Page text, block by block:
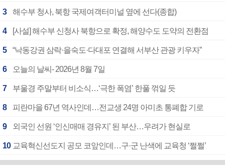
3 해수부 청사, 북항 국제여객터미널 옆에 선다(종합)
4 [사설] 해수부 신청사 북항으로 확정, 해양수도 도약의 전환점
5 “낙동강권 삼락·을숙도·다대포 연결해 서부산 관광 키우자”
6 오늘의 날씨- 2026년 8월 7일
7 부울경 주말부터 비소식…‘극한 폭염’ 한풀 꺾일 듯
8 피란마을 67년 역사인데…전교생 24명 아미초 통폐합 기로
9 외국인 선원 ‘인신매매 경유지’ 된 부산…우려가 현실로
10 교육혁신선도지 공모 코앞인데…구·군 난색에 교육청 ‘쩔쩔’